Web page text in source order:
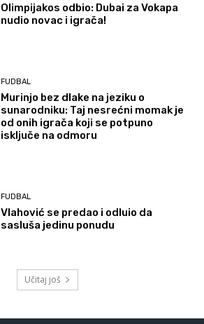
Olimpijakos odbio: Dubai za Vokapa
nudio novac i igrača!
FUDBAL
Murinjo bez dlake na jeziku o
sunarodniku: Taj nesrećni momak je
od onih igrača koji se potpuno
isključe na odmoru
FUDBAL
Vlahović se predao i odluio da
sasluša jedinu ponudu
Učitaj još